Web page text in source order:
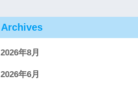
Archives
2026年8月
2026年6月